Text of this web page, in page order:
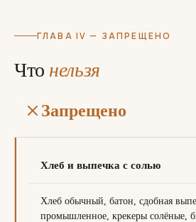
ГЛАВА IV — ЗАПРЕЩЕНО
Что нельзя
Запрещено
Хлеб и выпечка с солью
Хлеб обычный, батон, сдобная
промышленное, крекеры солёные,